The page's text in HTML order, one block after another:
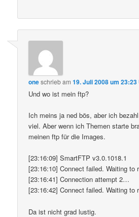
oneschriebam19. Juli 2008 um 23:23
Und wo ist mein ftp?
Ich meins ja ned bös, aber ich
viel. Aber wenn ich Themen starte
meinen ftp für die Images.
[23:16:09] SmartFTP v3.0.1018.1
[23:16:10] Connect failed. Waiting
[23:16:41] Connection attempt 2…
[23:16:42] Connect failed. Waiting
Da ist nicht grad lustig.